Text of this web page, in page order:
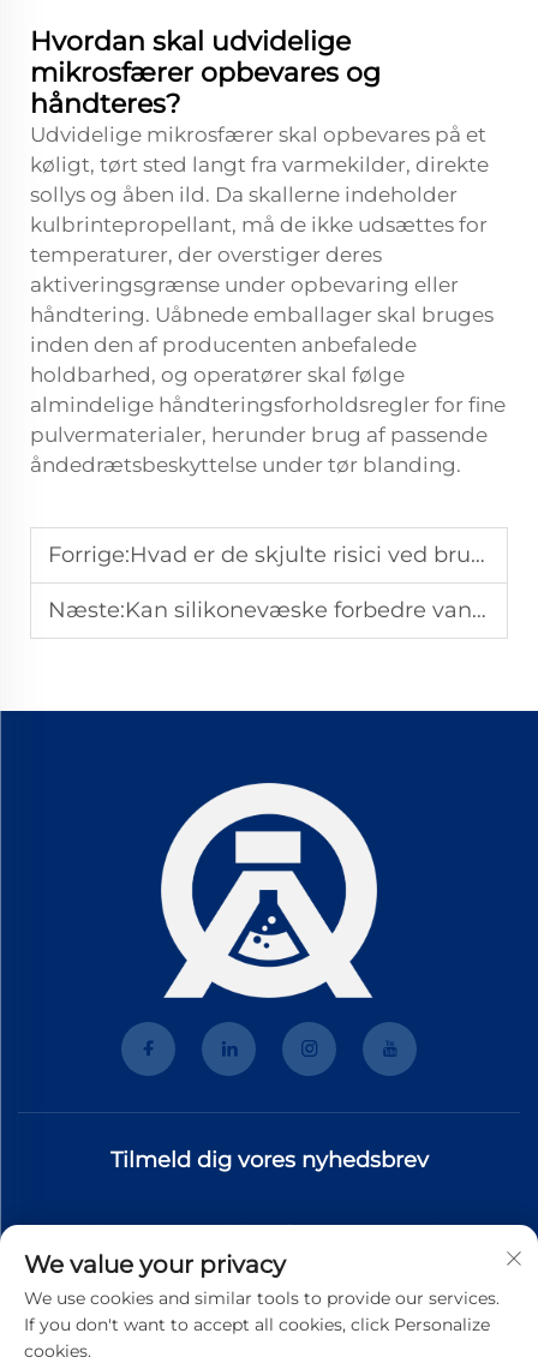
Hvordan skal udvidelige
mikrosfærer opbevares og
håndteres?
Udvidelige mikrosfærer skal opbevares på et
køligt, tørt sted langt fra varmekilder, direkte
sollys og åben ild. Da skallerne indeholder
kulbrintepropellant, må de ikke udsættes for
temperaturer, der overstiger deres
aktiveringsgrænse under opbevaring eller
håndtering. Uåbnede emballager skal bruges
inden den af producenten anbefalede
holdbarhed, og operatører skal følge
almindelige håndteringsforholdsregler for fine
pulvermaterialer, herunder brug af passende
åndedrætsbeskyttelse under tør blanding.
Forrige:Hvad er de skjulte risici ved brug af silikonevæske med lav viskositet?
Næste:Kan silikonevæske forbedre vandafvisningsevnen af dine produkter?
Tilmeld dig vores nyhedsbrev
Tilmeld dig vores nyhedsbrev for at modtage de nyeste
branchenyt, opdateringer og indsigt fra vores team.
We value your privacy
We use cookies and similar tools to provide our services.
If you don't want to accept all cookies, click Personalize
cookies.